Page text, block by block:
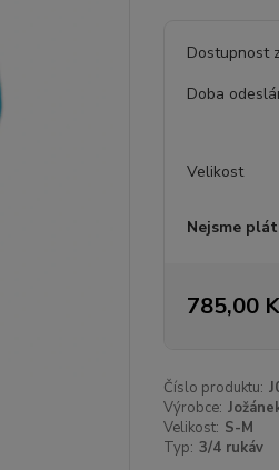
Dostupnost
Doba
Velikost
Nejsme
785,00
Číslo produktu:
Výrobce:
Velikost: S-M
Typ: 3/4 rukáv